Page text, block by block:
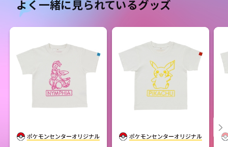
よく一緒に見られているグッズ